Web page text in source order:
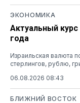
ЭКОНОМИКА
Актуальный
года
Израильская валюта
стерлингов, рублю,
06.08.2026 08:43
БЛИЖНИЙ ВОСТОК